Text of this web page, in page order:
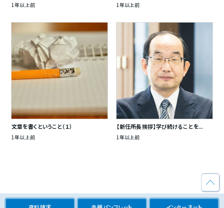
1年以上前 1年以上前
文章を書くということ（１）
1年以上前
【新任所長挨拶】学び続けることを...
1年以上前